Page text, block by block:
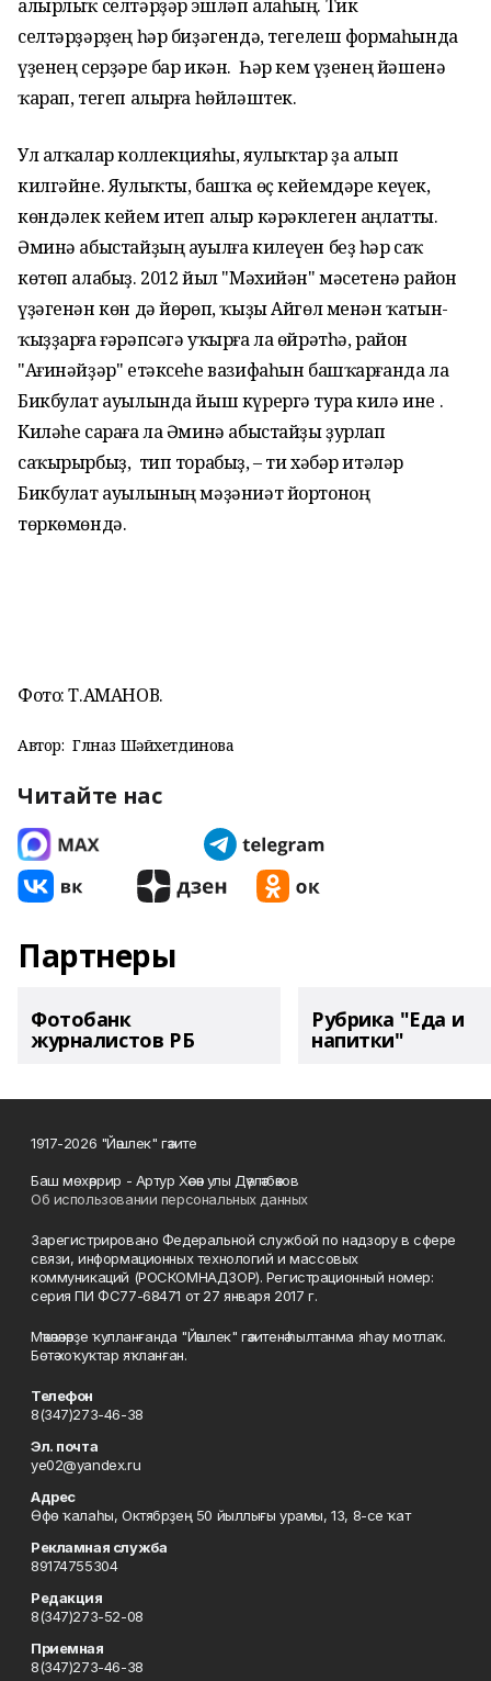
алырлыҡ селтәрҙәр эшләп алаһың. Тик
селтәрҙәрҙең һәр биҙәгендә, тегелеш формаһында
үҙенең серҙәре бар икән. Һәр кем үҙенең йәшенә
ҡарап, тегеп алырға һөйләштек.
Ул алҡалар коллекцияһы, яулыҡтар ҙа алып
килгәйне. Яулыҡты, башҡа өҫ кейемдәре кеүек,
көндәлек кейем итеп алыр кәрәклеген аңлатты.
Әминә абыстайҙың ауылға килеүен беҙ һәр саҡ
көтөп алабыҙ. 2012 йыл "Мәхийән" мәсетенә район
үҙәгенән көн дә йөрөп, ҡыҙы Айгөл менән ҡатын-
ҡыҙҙарға ғәрәпсәгә уҡырға ла өйрәтһә, район
"Ағинәйҙәр" етәксеһе вазифаһын башҡарғанда ла
Бикбулат ауылында йыш күрергә тура килә ине .
Киләһе сараға ла Әминә абыстайҙы ҙурлап
саҡырырбыҙ, тип торабыҙ, – ти хәбәр итәләр
Бикбулат ауылының мәҙәниәт йортоноң
төркөмөндә.
Фото: Т.АМАНОВ.
Автор: Гөлназ Шәйхетдинова
Читайте нас
Партнеры
Фотобанк
журналистов РБ
Рубрика "Еда и
напитки"
1917-2026 "Йәшлек" гәзите
Баш мөхәррир - Артур Хәсән улы Дәүләтбәков
Об использовании персональных данных
Зарегистрировано Федеральной службой по надзору в сфере
связи, информационных технологий и массовых
коммуникаций (РОСКОМНАДЗОР). Регистрационный номер:
серия ПИ ФС77-68471 от 27 января 2017 г.
Мәҡәләләрҙе ҡулланғанда "Йәшлек" гәзитенә һылтанма яһау мотлаҡ.
Бөтә хоҡуҡтар яҡланған.
Телефон
8(347)273-46-38
Эл. почта
ye02@yandex.ru
Адрес
Өфө ҡалаһы, Октябрҙең 50 йыллығы урамы, 13, 8-се ҡат
Рекламная служба
89174755304
Редакция
8(347)273-52-08
Приемная
8(347)273-46-38